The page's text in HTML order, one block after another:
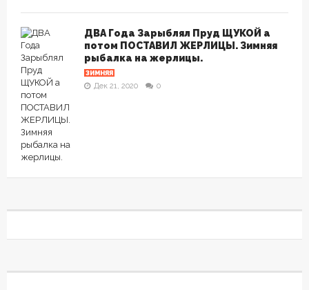
ДВА Года Зарыблял Пруд ЩУКОЙ а
потом ПОСТАВИЛ ЖЕРЛИЦЫ. Зимняя
рыбалка на жерлицы.
ЗИМНЯЯ
Дек 21, 2020 0